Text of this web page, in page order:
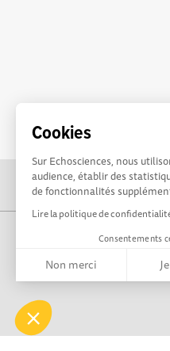
Cookies
Sur Echosciences, nous
audience, établir des
de fonctionnalités
Lire la politique de
Consentements
Non merci
Plateforme de Gestion du
Notre plateforme vous